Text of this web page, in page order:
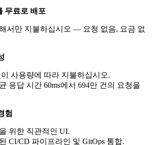
무료로 배포
서만 지불하십시오 — 요청 없음, 요금 없
사용량에 따라 지불하십시오.
응답 시간 60ms에서 694만 건의 요청을
험
위한 직관적인 UI.
CI/CD 파이프라인 및 GitOps 통합.